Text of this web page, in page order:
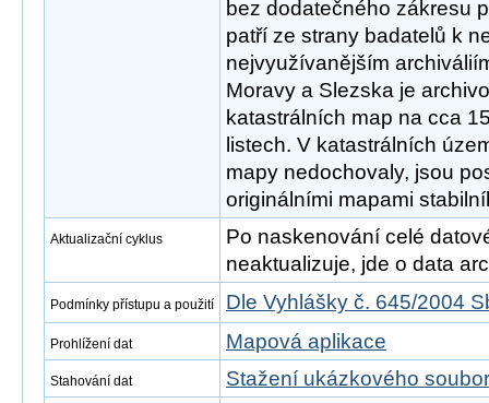
bez dodatečného zákresu
patří ze strany badatelů k
nejvyužívanějším
Moravy a Slezska je
katastrálních map na cca
listech. V katastrálních
mapy nedochovaly, jsou
originálními mapami
Aktualizační cyklus
Po naskenování celé
neaktualizuje, jde o data
Podmínky přístupu a použití Dle Vyhlášky č. 645/2004
Prohlížení dat Mapová aplikace
Stahování dat Stažení ukázkového